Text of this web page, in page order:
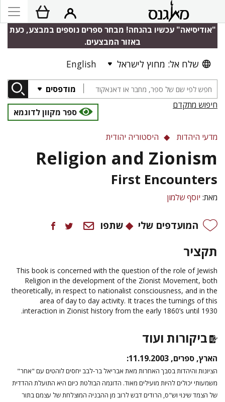
"אודיסיאה" עכשיו בהנחה! מבחר ספרים נוספים במבצע, כעת
באזור המבצעים.
שלח אל: מחוץ לישראל English
מודפסים
חיפוש מתקדם
ספר מקוון לדוגמא
מדעי היהדות היסטוריה יהודית
Religion and Zionism
First Encounters
מאת: יוסף שלמון
המועדפים שלי שתפו
תקציר
This book is concerned with the question of the role of Jewish
Religion in the development of the Zionist Movement, both
theoretically, in respect to nationalist consciousness, and in the
area of day to day activity. It traces the turnings of this
interaction in Zionist history from the early 1860’s until 1930.
ביקורות ועוד
הארץ, ספרים, 11.19.2003:
הציונות והיהדות בסבך האחרות מאת אבריאל בר-לבב יחסים לוהטים עם "אחר"
משמעותי יכולים להיות מועילים מאוד. הדוגמה הבולטת כיום היא התועלת ההדדית
של הצמד שינוי וש"ס, הרודים דבש לרוב מן ההבניה המוצלחת של עצמם בתור